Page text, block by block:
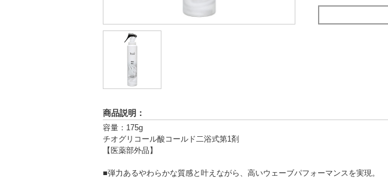
商品説明：
容量：175g
チオグリコール酸コールド二浴式第1剤
【医薬部外品】
■弾力あるやわらかな質感と叶えながら、高いウェーブパフォーマンスを実現。